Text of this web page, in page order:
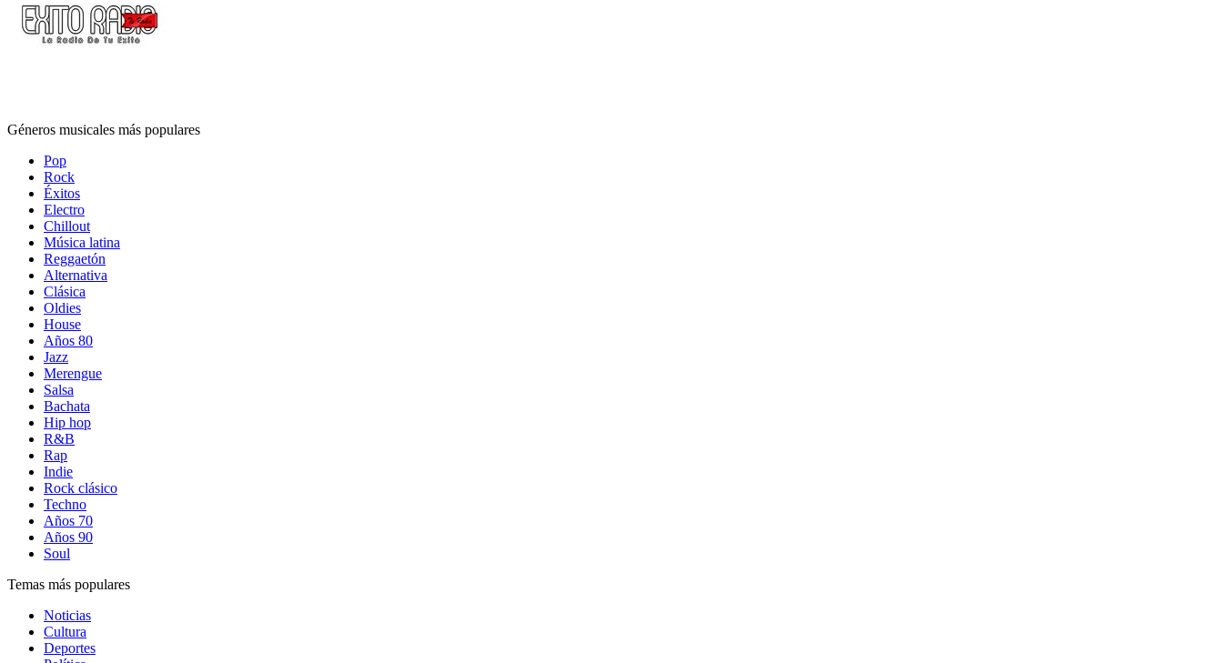
Géneros musicales más populares
Pop
Rock
Éxitos
Electro
Chillout
Música latina
Reggaetón
Alternativa
Clásica
Oldies
House
Años 80
Jazz
Merengue
Salsa
Bachata
Hip hop
R&B
Rap
Indie
Rock clásico
Techno
Años 70
Años 90
Soul
Temas más populares
Noticias
Cultura
Deportes